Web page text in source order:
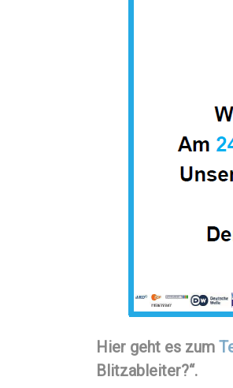
Hier geht es zum
Blitzableiter?“.